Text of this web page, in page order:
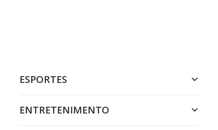
ESPORTES
ENTRETENIMENTO